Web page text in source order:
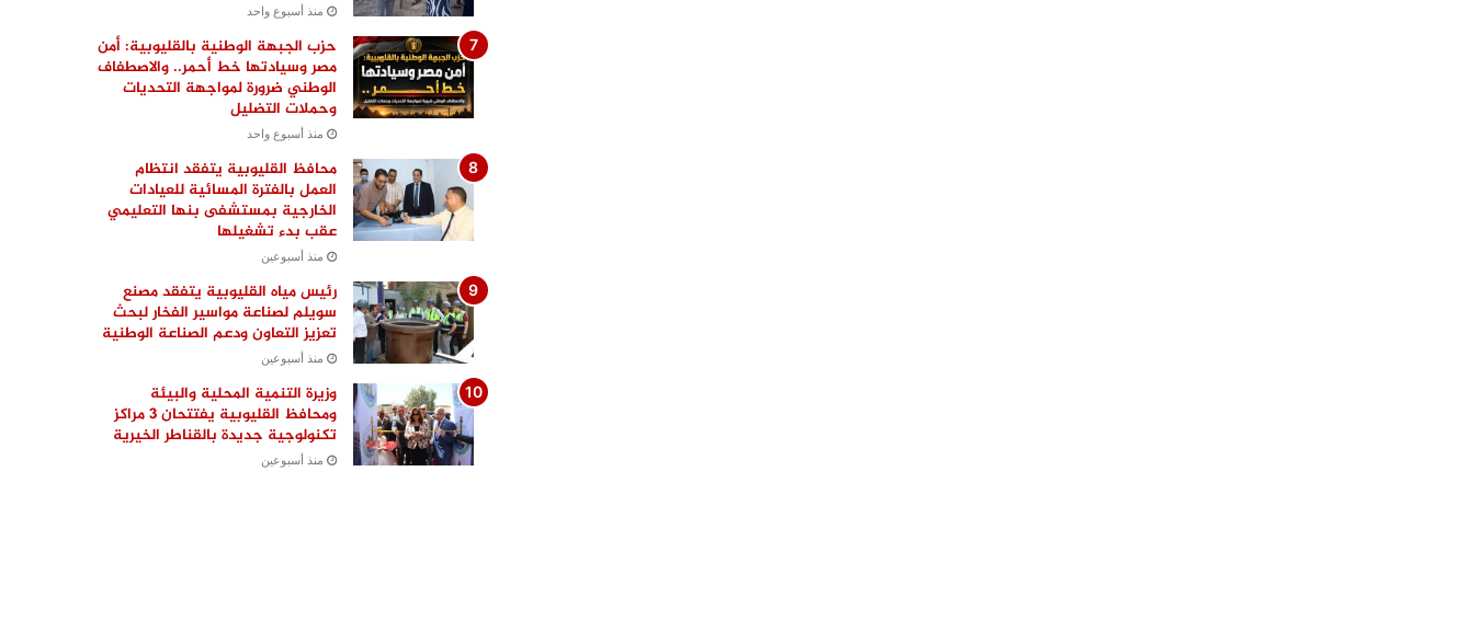
منذ أسبوع واحد
حزب الجبهة الوطنية بالقليوبية: أمن
مصر وسيادتها خط أحمر.. والاصطفاف
الوطني ضرورة لمواجهة التحديات
وحملات التضليل
منذ أسبوع واحد
محافظ القليوبية يتفقد انتظام
العمل بالفترة المسائية للعيادات
الخارجية بمستشفى بنها التعليمي
عقب بدء تشغيلها
منذ أسبوعين
رئيس مياه القليوبية يتفقد مصنع
سويلم لصناعة مواسير الفخار لبحث
تعزيز التعاون ودعم الصناعة الوطنية
منذ أسبوعين
وزيرة التنمية المحلية والبيئة
ومحافظ القليوبية يفتتحان 3 مراكز
تكنولوجية جديدة بالقناطر الخيرية
منذ أسبوعين